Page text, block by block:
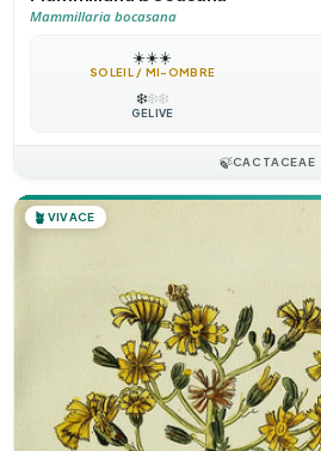
Mammillaria bocasana
☀️☀️☀️
SOLEIL / MI-OMBRE
❄️❄️❄️
GÉLIVE
🍃CACTACEAE
🪴 VIVACE